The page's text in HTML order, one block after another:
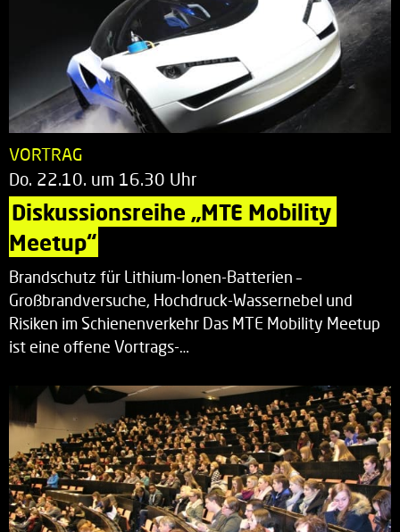
VORTRAG
Do. 22.10. um 16.30 Uhr
Diskussionsreihe „MTE Mobility
Meetup“
Brandschutz für Lithium-Ionen-Batterien –
Großbrandversuche, Hochdruck-Wassernebel und
Risiken im Schienenverkehr Das MTE Mobility Meetup
ist eine offene Vortrags-…